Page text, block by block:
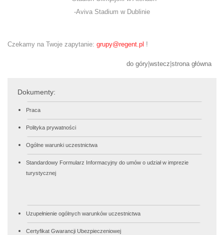
-Aviva Stadium w Dublinie
Czekamy na Twoje zapytanie: grupy@regent.pl !
do góry wstecz strona główna
Dokumenty:
Praca
Polityka prywatności
Ogólne warunki uczestnictwa
Standardowy Formularz Informacyjny do umów o udział w imprezie
turystycznej
Uzupełnienie ogólnych warunków uczestnictwa
Certyfikat Gwarancji Ubezpieczeniowej